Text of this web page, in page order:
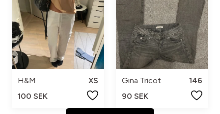
H&M
XS
100 SEK
Gina Tricot
146
90 SEK